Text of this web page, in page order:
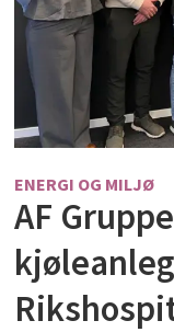
ENERGI OG MILJØ
AF